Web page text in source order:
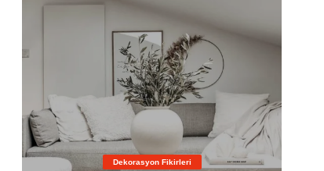
Dekorasyon Fikirleri